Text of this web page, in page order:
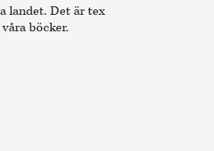
landet. Det är tex
böcker.